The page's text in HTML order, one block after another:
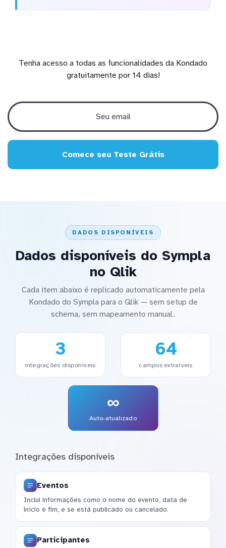
Tenha acesso a todas as funcionalidades da Kondado
gratuitamente por 14 dias!
Comece seu Teste Grátis
DADOS DISPONÍVEIS
Dados disponíveis do Sympla
no Qlik
Cada item abaixo é replicado automaticamente pela
Kondado do Sympla para o Qlik — sem setup de
schema, sem mapeamento manual.
3
integrações disponíveis
64
campos extraíveis
∞
Auto-atualizado
Integrações disponíveis
Eventos
Inclui informações como o nome do evento, data de
início e fim, e se está publicado ou cancelado.
Participantes